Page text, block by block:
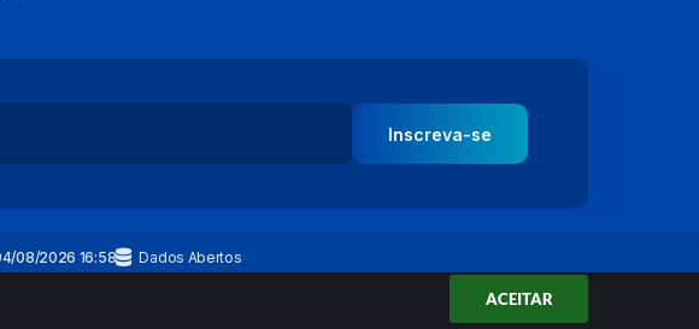
ACEITAR
Inscreva-se
08/2026 16:58 Dados Abertos